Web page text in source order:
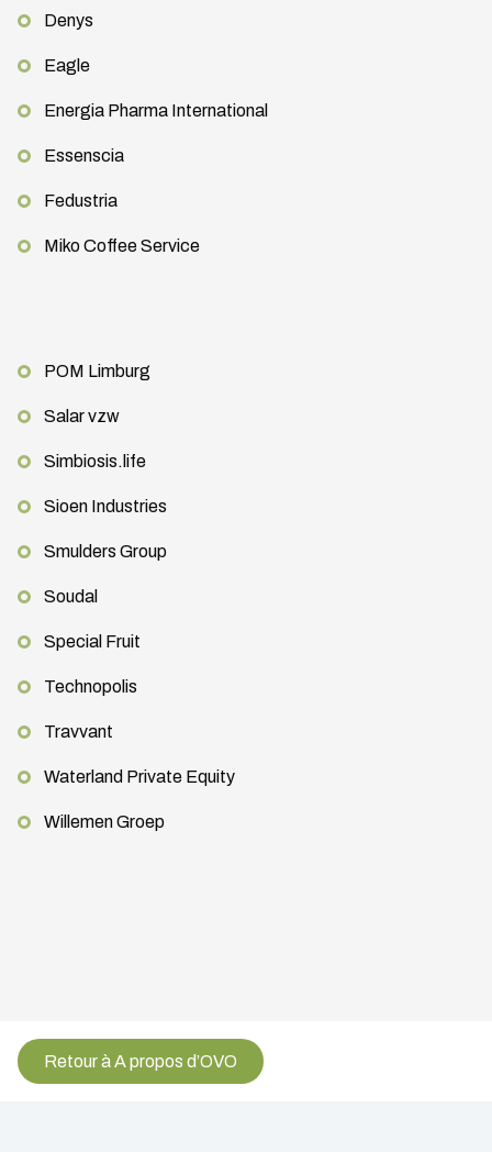
Denys
Eagle
Energia Pharma International
Essenscia
Fedustria
Miko Coffee Service
POM Limburg
Salar vzw
Simbiosis.life
Sioen Industries
Smulders Group
Soudal
Special Fruit
Technopolis
Travvant
Waterland Private Equity
Willemen Groep
Retour à A propos d’OVO